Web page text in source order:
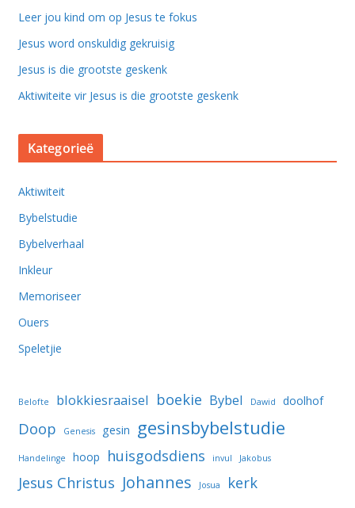
Leer jou kind om op Jesus te fokus
Jesus word onskuldig gekruisig
Jesus is die grootste geskenk
Aktiwiteite vir Jesus is die grootste geskenk
Kategorieë
Aktiwiteit
Bybelstudie
Bybelverhaal
Inkleur
Memoriseer
Ouers
Speletjie
Belofte blokkiesraaisel boekie Bybel Dawid doolhof
Doop Genesis gesin gesinsbybelstudie
Handelinge hoop huisgodsdiens invul Jakobus
Jesus Christus Johannes Josua kerk